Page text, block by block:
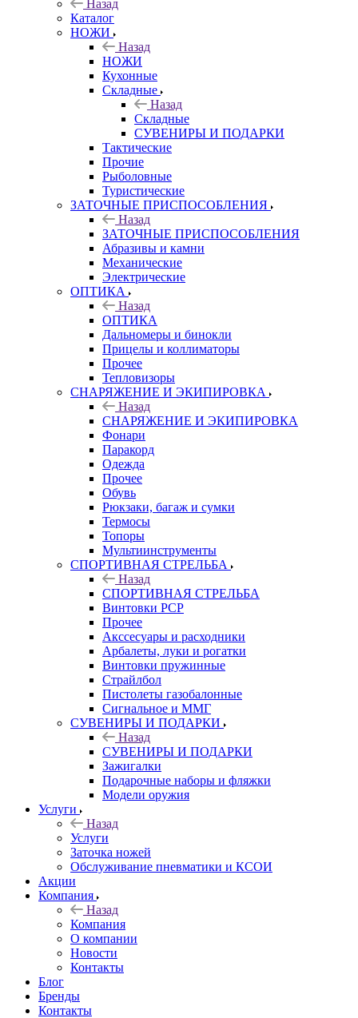
Назад
Каталог
НОЖИ
Назад
НОЖИ
Кухонные
Складные
Назад
Складные
СУВЕНИРЫ И ПОДАРКИ
Тактические
Прочие
Рыболовные
Туристические
ЗАТОЧНЫЕ ПРИСПОСОБЛЕНИЯ
Назад
ЗАТОЧНЫЕ ПРИСПОСОБЛЕНИЯ
Абразивы и камни
Механические
Электрические
ОПТИКА
Назад
ОПТИКА
Дальномеры и бинокли
Прицелы и коллиматоры
Прочее
Тепловизоры
СНАРЯЖЕНИЕ И ЭКИПИРОВКА
Назад
СНАРЯЖЕНИЕ И ЭКИПИРОВКА
Фонари
Паракорд
Одежда
Прочее
Обувь
Рюкзаки, багаж и сумки
Термосы
Топоры
Мультиинструменты
СПОРТИВНАЯ СТРЕЛЬБА
Назад
СПОРТИВНАЯ СТРЕЛЬБА
Винтовки PCP
Прочее
Акссесуары и расходники
Арбалеты, луки и рогатки
Винтовки пружинные
Страйлбол
Пистолеты газобалонные
Сигнальное и ММГ
СУВЕНИРЫ И ПОДАРКИ
Назад
СУВЕНИРЫ И ПОДАРКИ
Зажигалки
Подарочные наборы и фляжки
Модели оружия
Услуги
Назад
Услуги
Заточка ножей
Обслуживание пневматики и КСОИ
Акции
Компания
Назад
Компания
О компании
Новости
Контакты
Блог
Бренды
Контакты